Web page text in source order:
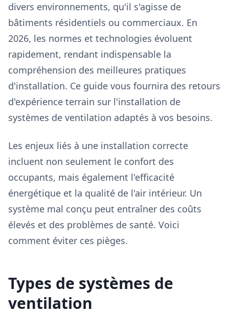
divers environnements, qu'il s'agisse de
bâtiments résidentiels ou commerciaux. En
2026, les normes et technologies évoluent
rapidement, rendant indispensable la
compréhension des meilleures pratiques
d'installation. Ce guide vous fournira des retours
d'expérience terrain sur l'installation de
systèmes de ventilation adaptés à vos besoins.
Les enjeux liés à une installation correcte
incluent non seulement le confort des
occupants, mais également l'efficacité
énergétique et la qualité de l'air intérieur. Un
système mal conçu peut entraîner des coûts
élevés et des problèmes de santé. Voici
comment éviter ces pièges.
Types de systèmes de
ventilation